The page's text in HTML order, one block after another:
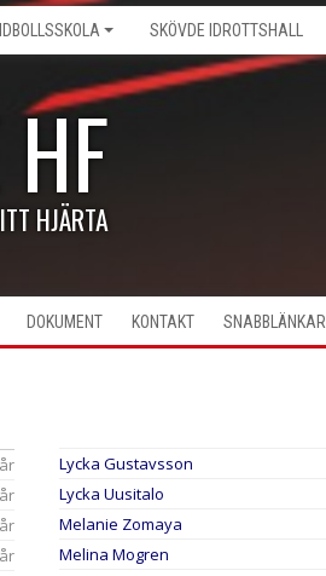
SKÖVDE IDROTTSHALL
HJÄRTA
DOKUMENT KONTAKT SNABBLÄNKAR
Lycka Gustavsson
Lycka Uusitalo
Melanie Zomaya
Melina Mogren